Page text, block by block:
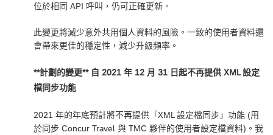
位於相同 API 呼叫，仍可正確更新。
此變更將減少意外共用個人資料的風險。一致的使用者資料還
會帶來更佳的穩定性，減少升級頻率。
**計劃的變更** 自 2021 年 12 月 31 日起不再提供 XML 設定
檔同步功能
2021 年的年底預計將不再提供「XML 設定檔同步」功能 (用
於同步 Concur Travel 與 TMC 夥伴的使用者設定檔資料)。我